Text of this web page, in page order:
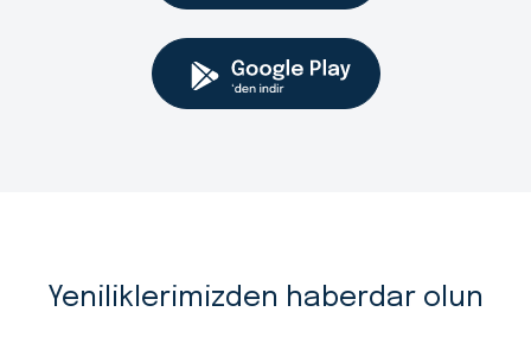
Yeniliklerimizden haberdar olun